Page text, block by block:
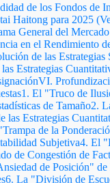
de los Fondos de
Haitong para 2025
General del
en el Rendimiento
de las Estrategias
Estrategias
VI.
1. El "Truco de
de Tamaño2.
las Estrategias
de la
Subjetiva4. El
de Congestión de
de Posición" de
6. La "División de